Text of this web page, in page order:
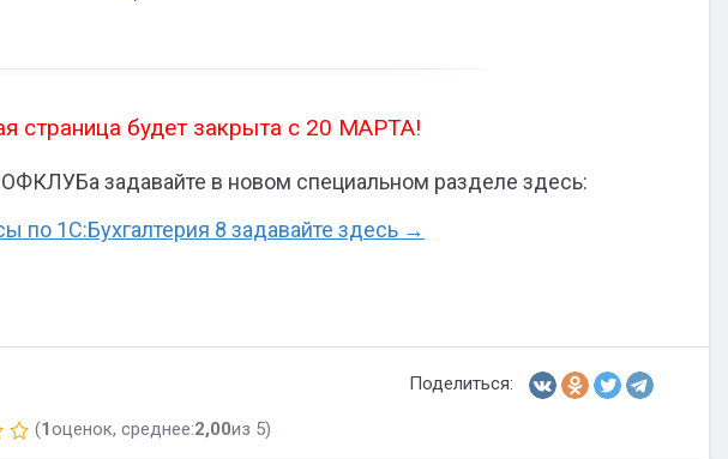
страница будет закрыта с 20 МАРТА!
задавайте в новом специальном разделе здесь:
по 1С:Бухгалтерия 8 задавайте здесь →
Поделиться:
(1оценок, среднее:2,00из 5)